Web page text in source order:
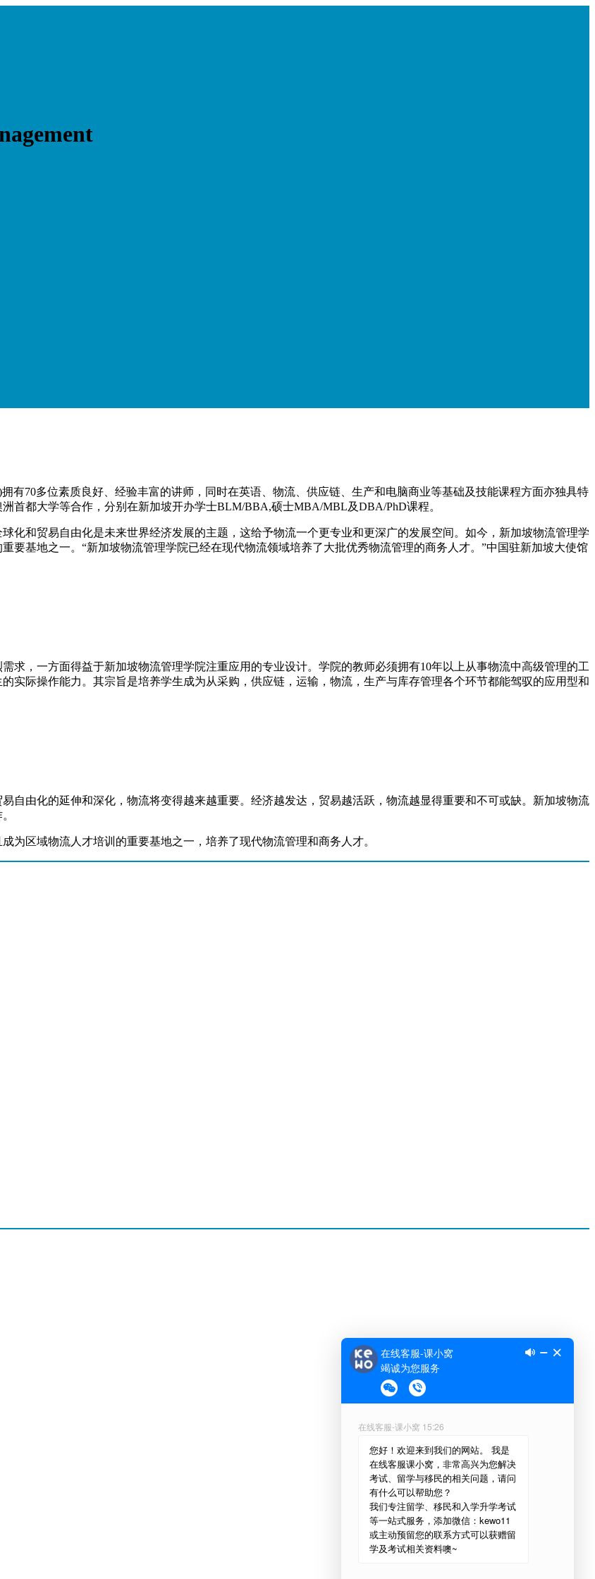
拥有70多位素质良好、经验丰富的讲师，同时在英语、物流、供应链、生产和电脑商业等基础及技能课程方面亦独具特
首都大学等合作，分别在新加坡开办学士BLM/BBA,硕士MBA/MBL及DBA/PhD课程。
化和贸易自由化是未来世界经济发展的主题，这给予物流一个更专业和更深广的发展空间。如今，新加坡物流管理学
要基地之一。“新加坡物流管理学院已经在现代物流领域培养了大批优秀物流管理的商务人才。”中国驻新加坡大使馆
求，一方面得益于新加坡物流管理学院注重应用的专业设计。学院的教师必须拥有10年以上从事物流中高级管理的工
实际操作能力。其宗旨是培养学生成为从采购，供应链，运输，物流，生产与库存管理各个环节都能驾驭的应用型和
自由化的延伸和深化，物流将变得越来越重要。经济越发达，贸易越活跃，物流越显得重要和不可或缺。新加坡物流
为区域物流人才培训的重要基地之一，培养了现代物流管理和商务人才。